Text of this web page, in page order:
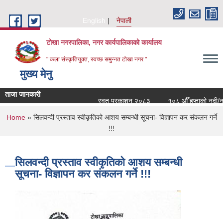
English
नेपाली
टोखा नगरपालिका, नगर कार्यपालिकाको कार्यालय
" कला संस्कृतियुक्त, स्वच्छ समुन्‍नत टोखा नगर "
मुख्य मेनु
ताजा जानकारी
स्वत:प्रकाशन २०८३
१०८ औँ हप्ताको नदी/
You are here
Home» सिलवन्दी प्रस्ताव स्वीकृतिको आशय सम्बन्धी सूचना- विज्ञापन कर संकलन गर्ने
!!!
सिलवन्दी प्रस्ताव स्वीकृतिको आशय सम्बन्धी
सूचना- विज्ञापन कर संकलन गर्ने !!!